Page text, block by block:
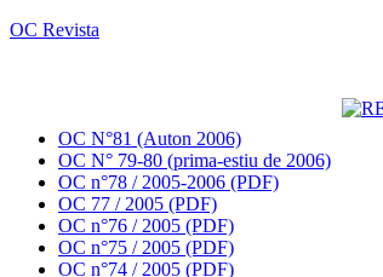
OC Revista
OC N°81 (Auton 2006)
OC N° 79-80 (prima-estiu de 2006)
OC n°78 / 2005-2006 (PDF)
OC 77 / 2005 (PDF)
OC n°76 / 2005 (PDF)
OC n°75 / 2005 (PDF)
OC n°74 / 2005 (PDF)